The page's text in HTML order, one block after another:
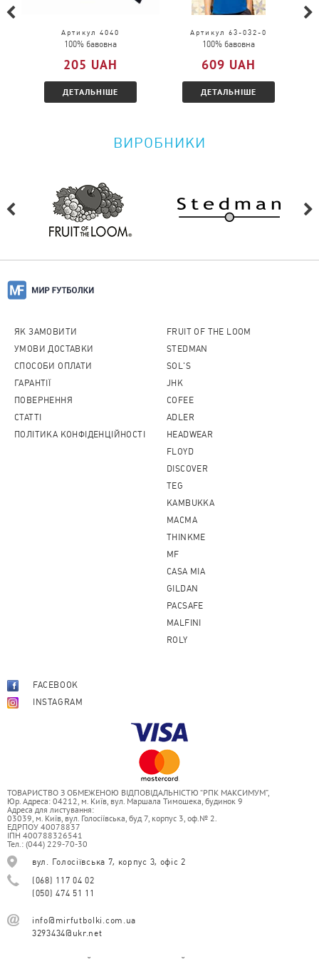
Будь ласка, перейдіть за посиланнямі
ознайомтеся з умовами.
Артикул 4040
100% бавовна
205 UAH
ДЕТАЛЬНІШЕ
Артикул 63-032-0
100% бавовна
609 UAH
ДЕТАЛЬНІШЕ
ВИРОБНИКИ
ЯК ЗАМОВИТИ
УМОВИ ДОСТАВКИ
СПОСОБИ ОПЛАТИ
ГАРАНТІЇ
ПОВЕРНЕННЯ
CТАТТІ
ПОЛІТИКА КОНФІДЕНЦІЙНОСТІ
FRUIT OF THE LOOM
STEDMAN
SOL'S
JHK
COFEE
ADLER
HEADWEAR
FLOYD
DISCOVER
TEG
KAMBUKKA
MACMA
THINKME
MF
CASA MIA
GILDAN
PACSAFE
MALFINI
ROLY
FACEBOOK
INSTAGRAM
ТОВАРИСТВО З ОБМЕЖЕНОЮ ВІДПОВІДАЛЬНІСТЮ “РПК МАКСИМУМ”,
Юр. Адреса: 04212, м. Київ, вул. Маршала Тимошека, будинок 9
Адреса для листування:
03039, м. Київ, вул. Голосіївська, буд 7, корпус 3, оф.№ 2.
ЕДРПОУ 40078837
ІПН 400788326541
Тел.: (044) 229-70-30
вул. Голосіївська 7, корпус 3, офіс 2
(068) 117 04 02
(050) 474 51 11
info@mirfutbolki.com.ua
3293434@ukr.net